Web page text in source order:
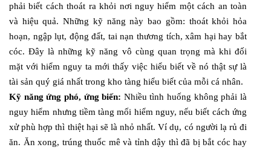
phải biết cách thoát ra khỏi nơi nguy hiểm một cách an toàn
và hiệu quả. Những kỹ năng này bao gồm: thoát khỏi hỏa
hoạn, ngập lụt, động đất, tai nạn thương tích, xâm hại hay bắt
cóc. Đây là những kỹ năng vô cùng quan trọng mà khi đối
mặt với hiểm nguy ta mới thấy việc hiểu biết về nó thật sự là
tài sản quý giá nhất trong kho tàng hiểu biết của mỗi cá nhân.
Kỹ năng ứng phó, ứng biến: Nhiều tình huống không phải là
nguy hiểm nhưng tiềm tàng mối hiểm nguy, nếu biết cách ứng
xử phù hợp thì thiệt hại sẽ là nhỏ nhất. Ví dụ, có người lạ rủ đi
ăn. Ăn xong, trúng thuốc mê và tỉnh dậy thì đã bị bắt cóc hay